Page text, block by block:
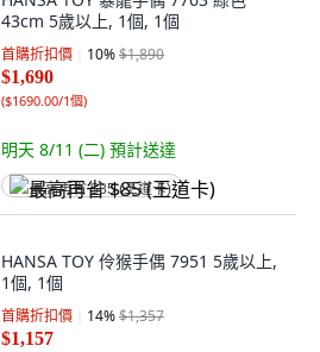
43cm 5歲以上, 1個, 1個
首購折扣價 10%$1,890
$1,690
($1690.00/1個)
明天 8/11 (二) 預計送達
最高再省 $85 (王道卡)
HANSA TOY 伶猴手偶 7951 5歲以上,
1個, 1個
首購折扣價 14%$1,357
$1,157